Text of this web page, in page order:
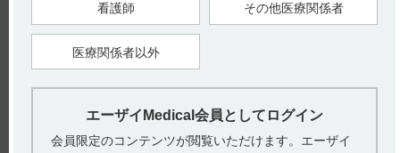
1）タンボコール錠50mg くすりのしおり
2）タンボコール錠100mg くすりのしおり
3）タンボコール細粒10％ くすりのしおり
【作成年月】
看護師 その他医療関係者
医療関係者以外
エーザイMedical会員としてログイン
会員限定のコンテンツが閲覧いただけます。エーザイ